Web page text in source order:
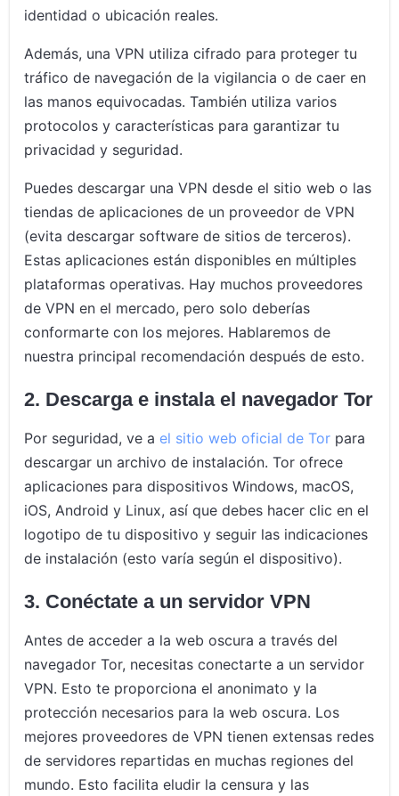
identidad o ubicación reales.
Además, una VPN utiliza cifrado para proteger tu
tráfico de navegación de la vigilancia o de caer en
las manos equivocadas. También utiliza varios
protocolos y características para garantizar tu
privacidad y seguridad.
Puedes descargar una VPN desde el sitio web o las
tiendas de aplicaciones de un proveedor de VPN
(evita descargar software de sitios de terceros).
Estas aplicaciones están disponibles en múltiples
plataformas operativas. Hay muchos proveedores
de VPN en el mercado, pero solo deberías
conformarte con los mejores. Hablaremos de
nuestra principal recomendación después de esto.
2. Descarga e instala el navegador Tor
Por seguridad, ve a el sitio web oficial de Tor para
descargar un archivo de instalación. Tor ofrece
aplicaciones para dispositivos Windows, macOS,
iOS, Android y Linux, así que debes hacer clic en el
logotipo de tu dispositivo y seguir las indicaciones
de instalación (esto varía según el dispositivo).
3. Conéctate a un servidor VPN
Antes de acceder a la web oscura a través del
navegador Tor, necesitas conectarte a un servidor
VPN. Esto te proporciona el anonimato y la
protección necesarios para la web oscura. Los
mejores proveedores de VPN tienen extensas redes
de servidores repartidas en muchas regiones del
mundo. Esto facilita eludir la censura y las